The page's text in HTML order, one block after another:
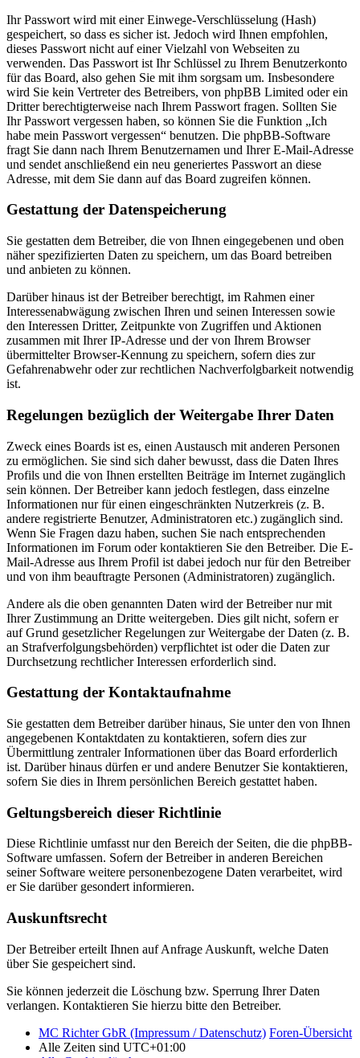
Ihr Passwort wird mit einer Einwege-Verschlüsselung (Hash)
gespeichert, so dass es sicher ist. Jedoch wird Ihnen empfohlen,
dieses Passwort nicht auf einer Vielzahl von Webseiten zu
verwenden. Das Passwort ist Ihr Schlüssel zu Ihrem Benutzerkonto
für das Board, also gehen Sie mit ihm sorgsam um. Insbesondere
wird Sie kein Vertreter des Betreibers, von phpBB Limited oder ein
Dritter berechtigterweise nach Ihrem Passwort fragen. Sollten Sie
Ihr Passwort vergessen haben, so können Sie die Funktion „Ich
habe mein Passwort vergessen“ benutzen. Die phpBB-Software
fragt Sie dann nach Ihrem Benutzernamen und Ihrer E-Mail-Adresse
und sendet anschließend ein neu generiertes Passwort an diese
Adresse, mit dem Sie dann auf das Board zugreifen können.
Gestattung der Datenspeicherung
Sie gestatten dem Betreiber, die von Ihnen eingegebenen und oben
näher spezifizierten Daten zu speichern, um das Board betreiben
und anbieten zu können.
Darüber hinaus ist der Betreiber berechtigt, im Rahmen einer
Interessenabwägung zwischen Ihren und seinen Interessen sowie
den Interessen Dritter, Zeitpunkte von Zugriffen und Aktionen
zusammen mit Ihrer IP-Adresse und der von Ihrem Browser
übermittelter Browser-Kennung zu speichern, sofern dies zur
Gefahrenabwehr oder zur rechtlichen Nachverfolgbarkeit notwendig
ist.
Regelungen bezüglich der Weitergabe Ihrer Daten
Zweck eines Boards ist es, einen Austausch mit anderen Personen
zu ermöglichen. Sie sind sich daher bewusst, dass die Daten Ihres
Profils und die von Ihnen erstellten Beiträge im Internet zugänglich
sein können. Der Betreiber kann jedoch festlegen, dass einzelne
Informationen nur für einen eingeschränkten Nutzerkreis (z. B.
andere registrierte Benutzer, Administratoren etc.) zugänglich sind.
Wenn Sie Fragen dazu haben, suchen Sie nach entsprechenden
Informationen im Forum oder kontaktieren Sie den Betreiber. Die E-
Mail-Adresse aus Ihrem Profil ist dabei jedoch nur für den Betreiber
und von ihm beauftragte Personen (Administratoren) zugänglich.
Andere als die oben genannten Daten wird der Betreiber nur mit
Ihrer Zustimmung an Dritte weitergeben. Dies gilt nicht, sofern er
auf Grund gesetzlicher Regelungen zur Weitergabe der Daten (z. B.
an Strafverfolgungsbehörden) verpflichtet ist oder die Daten zur
Durchsetzung rechtlicher Interessen erforderlich sind.
Gestattung der Kontaktaufnahme
Sie gestatten dem Betreiber darüber hinaus, Sie unter den von Ihnen
angegebenen Kontaktdaten zu kontaktieren, sofern dies zur
Übermittlung zentraler Informationen über das Board erforderlich
ist. Darüber hinaus dürfen er und andere Benutzer Sie kontaktieren,
sofern Sie dies in Ihrem persönlichen Bereich gestattet haben.
Geltungsbereich dieser Richtlinie
Diese Richtlinie umfasst nur den Bereich der Seiten, die die phpBB-
Software umfassen. Sofern der Betreiber in anderen Bereichen
seiner Software weitere personenbezogene Daten verarbeitet, wird
er Sie darüber gesondert informieren.
Auskunftsrecht
Der Betreiber erteilt Ihnen auf Anfrage Auskunft, welche Daten
über Sie gespeichert sind.
Sie können jederzeit die Löschung bzw. Sperrung Ihrer Daten
verlangen. Kontaktieren Sie hierzu bitte den Betreiber.
MC Richter GbR (Impressum / Datenschutz) Foren-Übersicht
Alle Zeiten sind UTC+01:00